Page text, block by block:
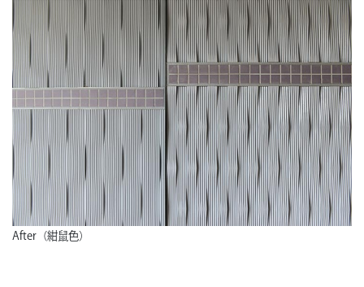
After（紺鼠色）